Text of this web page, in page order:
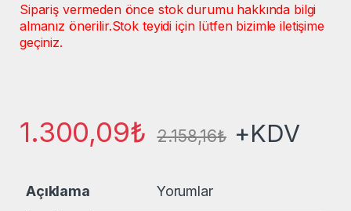
Sipariş vermeden önce stok durumu hakkında bilgi
almanız önerilir.Stok teyidi için lütfen bizimle iletişime
geçiniz.
1.300,09₺ 2.158,16₺ +KDV
Açıklama Yorumlar